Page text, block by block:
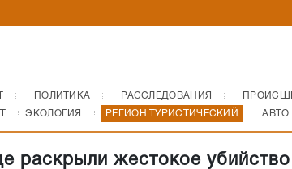
ПОЛИТИКА РАССЛЕДОВАНИЯ
ЭКОЛОГИЯ РЕГИОН ТУРИСТИЧЕСКИЙ АВТО
раскрыли жестокое